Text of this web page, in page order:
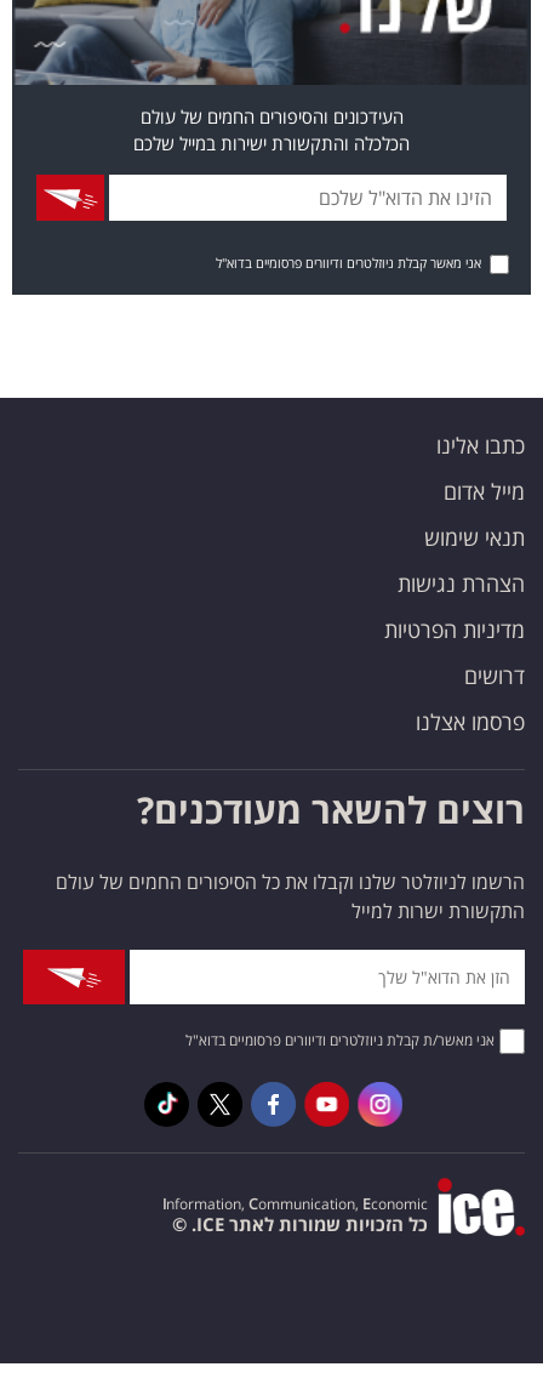
העידכונים והסיפורים החמים של עולם
הכלכלה והתקשורת ישירות במייל שלכם
אני מאשר קבלת ניוזלטרים ודיוורים פרסומיים בדוא"ל
אדום
שימוש
נגישות
הפרטיות
אצלנו
להשאר מעודכנים?
לניוזלטר שלנו וקבלו את כל הסיפורים החמים של עולם
ישרות למייל
מאשר/ת קבלת ניוזלטרים ודיוורים פרסומיים בדוא"ל
Information,Communication,Economic
כל הזכויות שמורות לאתר ICE. ©